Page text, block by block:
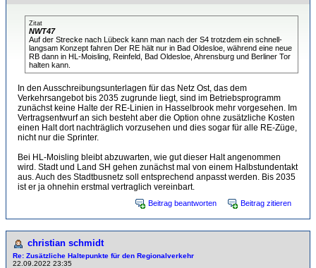
Zitat
NWT47
Auf der Strecke nach Lübeck kann man nach der S4 trotzdem ein schnell-
langsam Konzept fahren Der RE hält nur in Bad Oldesloe, während eine neue
RB dann in HL-Moisling, Reinfeld, Bad Oldesloe, Ahrensburg und Berliner Tor
halten kann.
In den Ausschreibungsunterlagen für das Netz Ost, das dem
Verkehrsangebot bis 2035 zugrunde liegt, sind im Betriebsprogramm
zunächst keine Halte der RE-Linien in Hasselbrook mehr vorgesehen. Im
Vertragsentwurf an sich besteht aber die Option ohne zusätzliche Kosten
einen Halt dort nachträglich vorzusehen und dies sogar für alle RE-Züge,
nicht nur die Sprinter.
Bei HL-Moisling bleibt abzuwarten, wie gut dieser Halt angenommen
wird. Stadt und Land SH gehen zunächst mal von einem Halbstundentakt
aus. Auch des Stadtbusnetz soll entsprechend anpasst werden. Bis 2035
ist er ja ohnehin erstmal vertraglich vereinbart.
Beitrag beantworten Beitrag zitieren
christian schmidt
Re: Zusätzliche Haltepunkte für den Regionalverkehr
22.09.2022 23:35